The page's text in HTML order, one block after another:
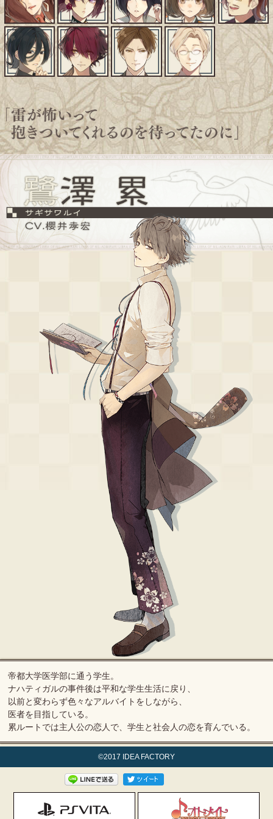
帝都大学医学部に通う学生。
ナハティガルの事件後は平和な学生生活に戻り、
以前と変わらず色々なアルバイトをしながら、
医者を目指している。
累ルートでは主人公の恋人で、学生と社会人の恋を育んでいる。
©2017 IDEA FACTORY